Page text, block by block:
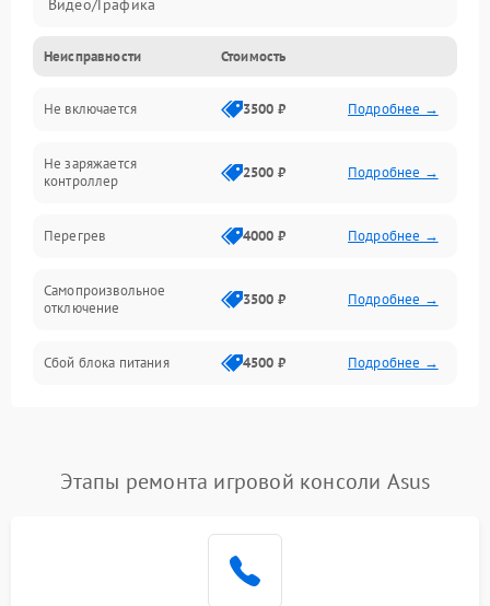
Видео/Графика
Неисправности Стоимость
Не включается 3500 ₽ Подробнее →
Не заряжается
контроллер
2500 ₽ Подробнее →
Перегрев 4000 ₽ Подробнее →
Самопроизвольное
отключение
3500 ₽ Подробнее →
Сбой блока питания 4500 ₽ Подробнее →
Этапы ремонта игровой консоли Asus